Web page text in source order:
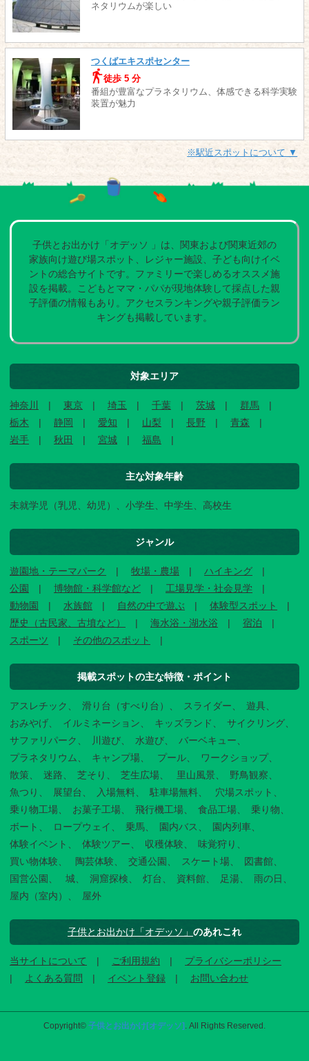
ネタリウムが楽しい
つくばエキスポセンター
徒歩 5 分
番組が豊富なプラネタリウム、体感できる科学実験
装置が魅力
※駅近スポットについて ▼
子供とお出かけ「オデッソ 」は、関東および関東近郊の
家族向け遊び場スポット、レジャー施設、子ども向けイベ
ントの総合サイトです。ファミリーで楽しめるオススメ施
設を掲載。こどもとママ・パパが現地体験して採点した親
子評価の情報もあり。アクセスランキングや親子評価ラン
キングも掲載しています。
対象エリア
神奈川 東京 埼玉 千葉 茨城
群馬
栃木
静岡 愛知 山梨 長野
青森
岩手
秋田 宮城 福島
主な対象年齢
未就学児（乳児、幼児）、小学生、中学生、高校生
ジャンル
遊園地・テーマパーク 牧場・農場
ハイキング
公園
博物館・科学館など
工場見学・社会見学
動物園
水族館 自然の中で遊ぶ
体験型スポット
歴史（古民家、古墳など）
海水浴・湖水浴
宿泊
スポーツ
その他のスポット
掲載スポットの主な特徴・ポイント
アスレチック 滑り台（すべり台） スライダー
遊具
おみやげ
イルミネーション キッズランド
サイクリング
サファリパーク
川遊び 水遊び
バーベキュー
プラネタリウム
キャンプ場 プール
ワークショップ
散策
迷路 芝そり 芝生広場 里山風景
野鳥観察
魚つり
展望台 入場無料 駐車場無料
穴場スポット
乗り物工場
お菓子工場 飛行機工場 食品工場
乗り物
ボート
ロープウェイ 乗馬 園内バス
園内列車
体験イベント
体験ツアー 収穫体験
味覚狩り
買い物体験
陶芸体験 交通公園 スケート場
図書館
国営公園
城 洞窟探検 灯台 資料館 足湯
雨の日
屋内（室内）
屋外
子供とお出かけ「オデッソ」 のあれこれ
当サイトについて ご利用規約
プライバシーポリシー
よくある質問
イベント登録 お問い合わせ
Copyright© 子供とお出かけ[オデッソ] . All Rights Reserved.